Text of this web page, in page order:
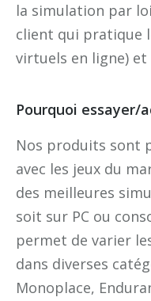
la simulation par
client qui pratique
virtuels en ligne)
Pourquoi essayer/
Nos produits sont
avec les jeux du
des meilleures
soit sur PC ou
permet de varier
dans diverses
Monoplace,